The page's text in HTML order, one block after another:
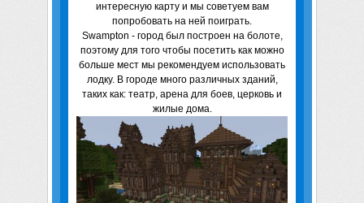
интересную карту и мы советуем вам
попробовать на ней поиграть.
Swampton - город был построен на болоте,
поэтому для того чтобы посетить как можно
больше мест мы рекомендуем использовать
лодку. В городе много различных зданий,
таких как: театр, арена для боев, церковь и
жилые дома.